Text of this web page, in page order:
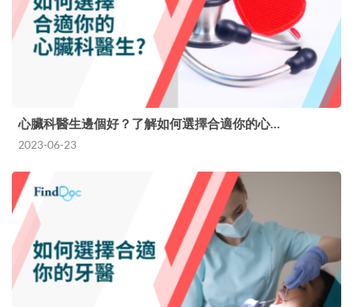
心臟科醫生邊個好？了解如何選擇合適你的心…
2023-06-23